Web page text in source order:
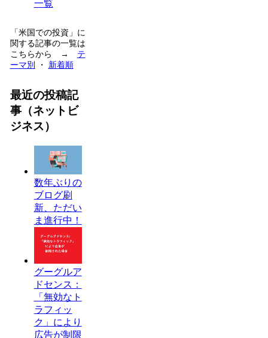
一覧
「米国での投資」に
関する記事の一覧は
こちらから → テ
ーマ別
・ 新着順
最近の投稿記
事（ネットビ
ジネス）
数年ぶりの
ブログ刷
新、ただい
ま進行中！
グーグルア
ドセンス：
「無効なト
ラフィッ
ク」により
広告が制限